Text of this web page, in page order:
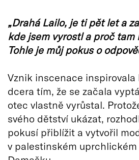
„Drahá Lailo, je ti pět let a
kde jsem vyrostl a proč tam
Tohle je můj pokus o
Vznik inscenace inspirovala
dcera tím, že se začala
otec vlastně vyrůstal.
svého dětství ukázat,
pokusí přiblížit a vytvořil
v palestinském uprchlickém